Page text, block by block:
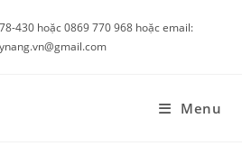
430 hoặc 0869 770 968 hoặc email:
Menu